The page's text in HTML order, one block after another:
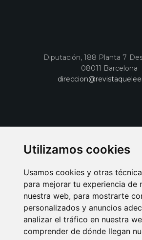
Utilizamos cookies
Usamos cookies y otras
para mejorar tu experiencia de
nuestra web, para mostrarte
personalizados y anuncios
analizar el tráfico en nuestra
comprender de dónde llegan
Diputación, 188 Planta 7
08011 Barcelona
AVISO LEGAL POLITICA DE COOKIES
PUBLICIDAD EN LA REVISTA QUÉ LEER